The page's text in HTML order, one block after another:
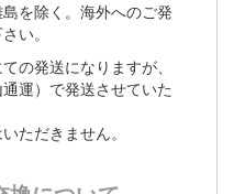
を除く。海外へのご発
い。
の発送になりますが、
運）で発送させていた
ただきません。